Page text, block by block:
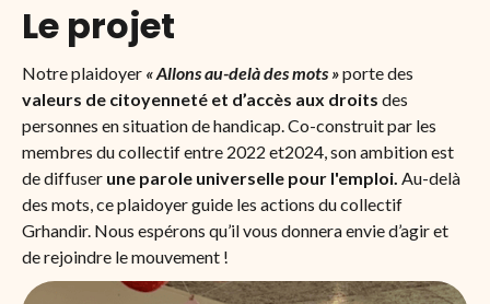
Le projet
Notre plaidoyer « Allons au-delà des mots »porte des
valeurs de citoyenneté et d’accès aux droits des
personnes en situation de handicap. Co-construit par les
membres du collectif entre 2022 et2024, son ambition est
de diffuser une parole universelle pour l'emploi. Au-delà
des mots, ce plaidoyer guide les actions du collectif
Grhandir. Nous espérons qu’il vous donnera envie d’agir et
de rejoindre le mouvement !